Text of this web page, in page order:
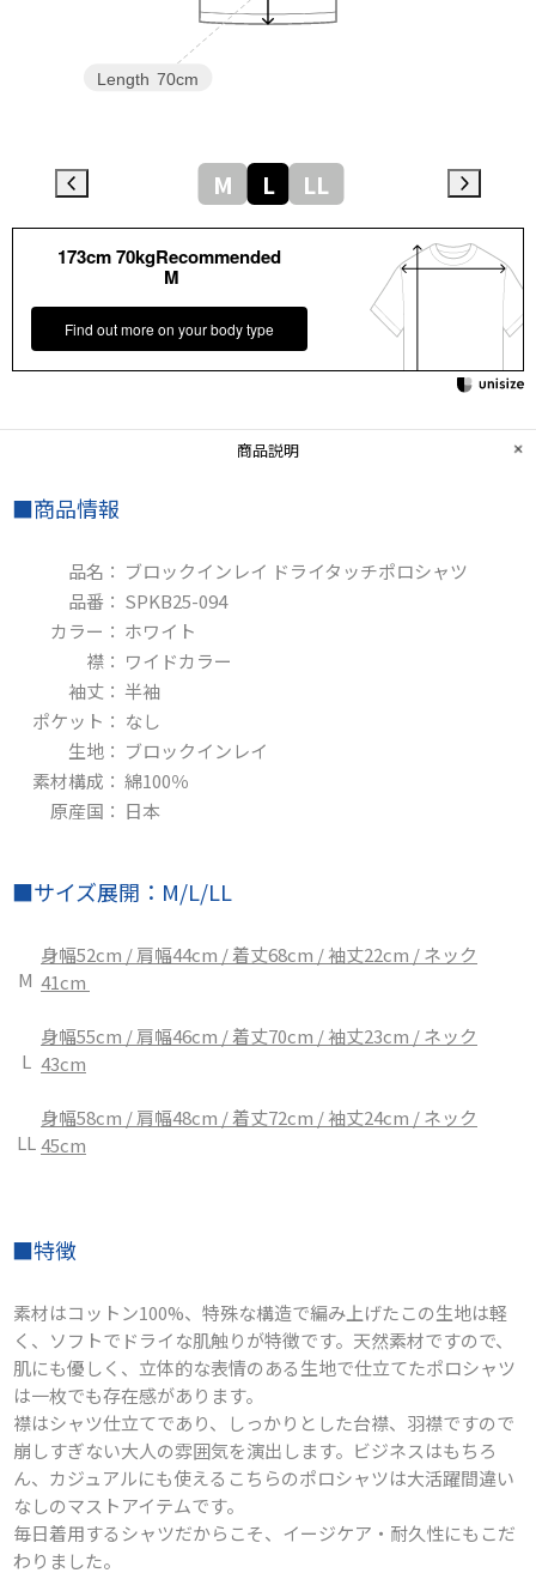
Length 70cm
M L LL
173cm 70kgRecommended
M
Find out more on your body type
商品説明
■商品情報
品名： ブロックインレイ ドライタッチポロシャツ
品番： SPKB25-094
カラー： ホワイト
襟： ワイドカラー
袖丈： 半袖
ポケット： なし
生地： ブロックインレイ
素材構成： 綿100％
原産国： 日本
■サイズ​展開：M/L/LL
M
身幅52cm / 肩幅44cm / 着丈68cm / 袖丈22cm / ネック
41cm
L
身幅55cm / 肩幅46cm / 着丈70cm / 袖丈23cm / ネック
43cm
LL
身幅58cm / 肩幅48cm / 着丈72cm / 袖丈24cm / ネック
45cm
■特徴
素材はコットン100%、特殊な構造で編み上げたこの生地は軽
く、ソフトでドライな肌触りが特徴です。天然素材ですので、
肌にも優しく、立体的な表情のある生地で仕立てたポロシャツ
は一枚でも存在感があります。
襟はシャツ仕立てであり、しっかりとした台襟、羽襟ですので
崩しすぎない大人の雰囲気を演出します。ビジネスはもちろ
ん、カジュアルにも使えるこちらのポロシャツは大活躍間違い
なしのマストアイテムです。
毎日着用するシャツだからこそ、イージケア・耐久性にもこだ
わりました。